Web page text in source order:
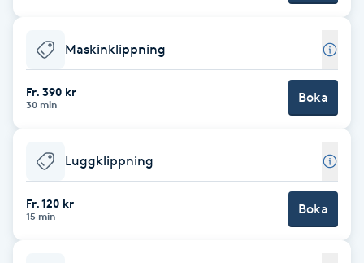
Celluliter
Color correction
Cryoterapi
Maskinklippning
Fr. 390 kr
30 min Boka
Luggklippning
Fr. 120 kr
15 min Boka